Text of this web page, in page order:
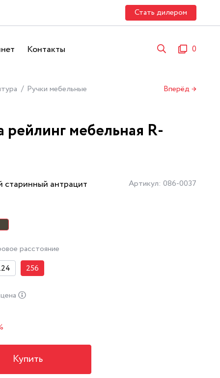
Стать дилером
Контакты 0
Ручки мебельные Вперёд →
рейлинг мебельная R-
старинный антрацит Артикул: 086-0037
расстояние
256
Купить